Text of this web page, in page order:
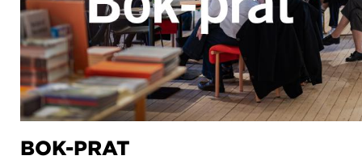
BOK-PRAT